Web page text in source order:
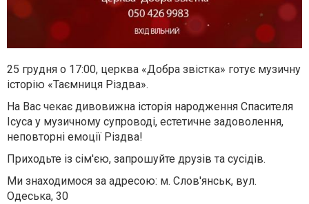
25 грудня о 17:00, церква «Добра звістка» готує музичну
історію «Таємниця Різдва».
На Вас чекає дивовижна історія народження Спасителя
Ісуса у музичному супроводі, естетичне задоволення,
неповторні емоції Різдва!
Приходьте із сім'єю, запрошуйте друзів та сусідів.
Ми знаходимося за адресою: м. Слов'янськ, вул.
Одеська, 30